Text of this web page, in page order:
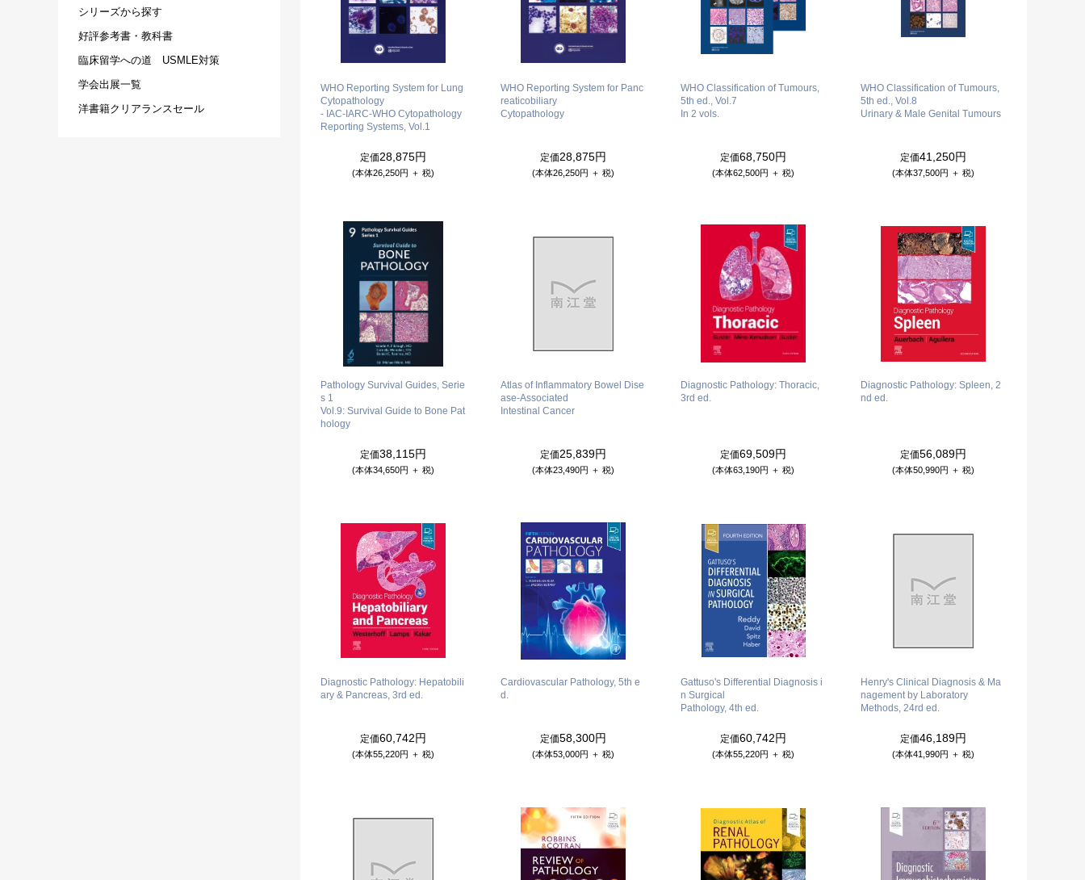
WHO Reporting System for Lung
Cytopathology
- IAC-IARC-WHO Cytopathology
Reporting Systems, Vol.1
定価28,875円
(本体26,250円 ＋ 税)
WHO Reporting System for Panc
reaticobiliary
Cytopathology
定価28,875円
(本体26,250円 ＋ 税)
WHO Classification of Tumours,
5th ed., Vol.7
In 2 vols.
定価68,750円
(本体62,500円 ＋ 税)
WHO Classification of Tumours,
5th ed., Vol.8
Urinary & Male Genital Tumours
定価41,250円
(本体37,500円 ＋ 税)
Pathology Survival Guides, Serie
s 1
Vol.9: Survival Guide to Bone Pat
hology
定価38,115円
(本体34,650円 ＋ 税)
Atlas of Inflammatory Bowel Dise
ase-Associated
Intestinal Cancer
定価25,839円
(本体23,490円 ＋ 税)
Diagnostic Pathology: Thoracic,
3rd ed.
定価69,509円
(本体63,190円 ＋ 税)
Diagnostic Pathology: Spleen, 2
nd ed.
定価56,089円
(本体50,990円 ＋ 税)
Diagnostic Pathology: Hepatobili
ary & Pancreas, 3rd ed.
定価60,742円
(本体55,220円 ＋ 税)
Cardiovascular Pathology, 5th e
d.
定価58,300円
(本体53,000円 ＋ 税)
Gattuso's Differential Diagnosis i
n Surgical
Pathology, 4th ed.
定価60,742円
(本体55,220円 ＋ 税)
Henry's Clinical Diagnosis & Ma
nagement by Laboratory
Methods, 24rd ed.
定価46,189円
(本体41,990円 ＋ 税)
シリーズから探す
好評参考書・教科書
臨床留学への道 USMLE対策
学会出展一覧
洋書籍クリアランスセール